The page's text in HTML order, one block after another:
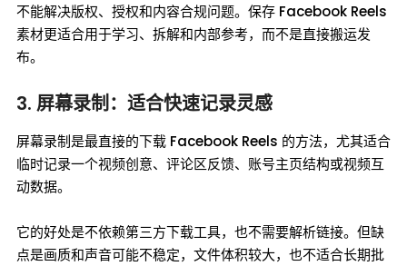
不能解决版权、授权和内容合规问题。保存 Facebook Reels
素材更适合用于学习、拆解和内部参考，而不是直接搬运发
布。
3. 屏幕录制：适合快速记录灵感
屏幕录制是最直接的下载 Facebook Reels 的方法，尤其适合
临时记录一个视频创意、评论区反馈、账号主页结构或视频互
动数据。
它的好处是不依赖第三方下载工具，也不需要解析链接。但缺
点是画质和声音可能不稳定，文件体积较大，也不适合长期批